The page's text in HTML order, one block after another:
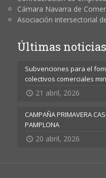
Cámara Navarra de
Asociación intersectorial
Últimas noticias
Subvenciones para el
colectivos comerciales
21 abril, 2026
CAMPAÑA PRIMAVERA
PAMPLONA
20 abril, 2026